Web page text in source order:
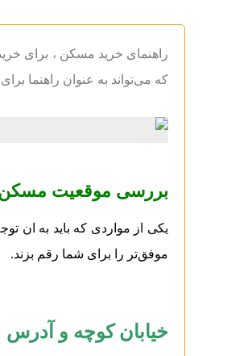
راهنمای خرید مسکن ، برای
که می‌تواند به عنوان راهنما
بررسی موقعیت
یکی از مواردی که باید به ان
موفق‌تر را برای شما رقم بزند.
خیابان کوچه و آدرس